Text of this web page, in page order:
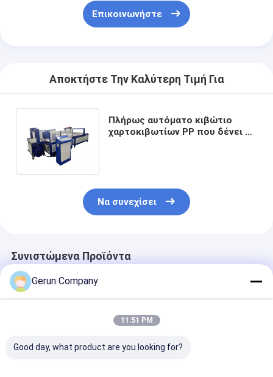
Επικοινωνήστε
Αποκτήστε Την Καλύτερη Τιμή Για
Πλήρως αυτόματο κιβώτιο
χαρτοκιβωτίων PP που δένει τη
Να συνεχίσει
Συνιστώμενα Προϊόντα
Gerun Company
11:51 PM
Good day, what product are you looking for?